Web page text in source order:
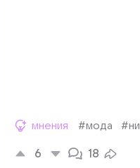
мнения #мода
6 18